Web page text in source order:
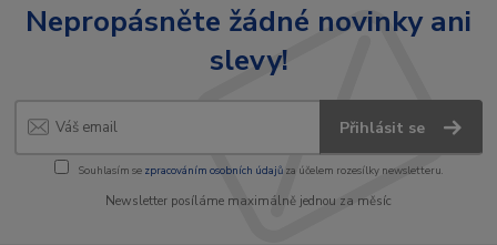
Nepropásněte žádné novinky ani
slevy!
Přihlásit se
Souhlasím se zpracováním osobních údajůza účelem rozesílky newsletteru.
Newsletter posíláme maximálně jednou za měsíc